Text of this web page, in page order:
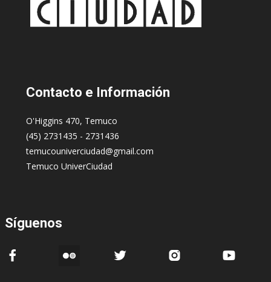
Contacto e Información
O'Higgins 470, Temuco
(45) 2731435 - 2731436
temucouniverciudad@gmail.com
Temuco UniverCiudad
Síguenos